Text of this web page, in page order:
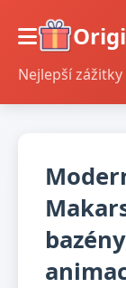
Nejlepší